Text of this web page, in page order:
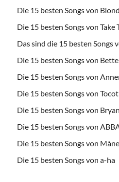
Die 15 besten Songs von Blond
Die 15 besten Songs von Take
Das sind die 15 besten Songs
Die 15 besten Songs von
Die 15 besten Songs von
Die 15 besten Songs von
Die 15 besten Songs von
Die 15 besten Songs von
Die 15 besten Songs von
Die 15 besten Songs von a-ha